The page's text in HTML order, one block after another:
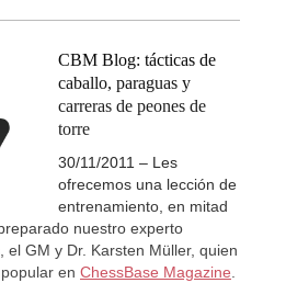
CBM Blog: tácticas de
caballo, paraguas y
carreras de peones de
torre
30/11/2011 – Les
ofrecemos una lección de
entrenamiento, en mitad
nuestro experto
el GM y Dr. Karsten Müller, quien
en ChessBase Magazine